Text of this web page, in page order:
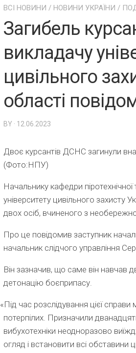
ВСІ НОВИНИ / НОВИНИ УКРАЇНИ /
Загибель
викладачу
цивільного
області
BY · 12.06.2023
Двоє курсантів ДСНС загинули
(Фото:НПУ)
Начальнику кафедри
університету цивільного захисту
двох осіб, вчиненого з
Про це повідомив заступник
начальник слідчого управління
Він зазначив, що саме він навчав
детонацію боєприпасу.
«Під час розслідування цієї
потерпілих. Призначили
вибухотехніки неодноразово
огляд і встановити всі обставини